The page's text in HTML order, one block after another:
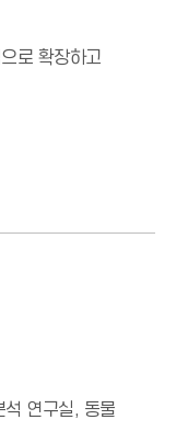
로 확장하고
연구실, 동물